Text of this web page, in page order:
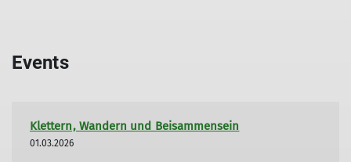
Events
Klettern, Wandern und Beisammensein
01.03.2026